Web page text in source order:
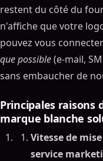
restent du côté du
n'affiche que votre
pouvez vous
que possible(e-mail,
sans embaucher de
Principales raisons
marque blanche
Vitesse de
service